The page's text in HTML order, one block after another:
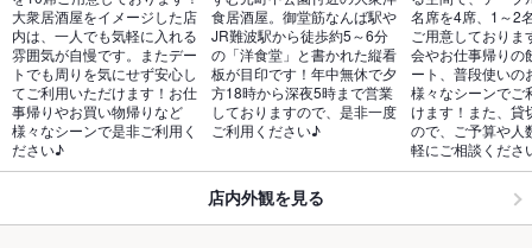
大衆居酒屋をイメージした店
内は、一人でも気軽に入れる
雰囲気が自慢です。またデー
トでも周りを気にせず安心し
てご利用いただけます！お仕
事帰りやお買い物帰りなど
様々なシーンで是非ご利用く
ださい♪
食居酒屋。御堂筋なんば駅や
JR難波駅から徒歩約5～6分
の「洋食堂」と書かれた縦看
板が目印です！年中無休で夕
方18時から深夜5時まで営業
しておりますので、是非一度
ご利用ください♪
名席を4席、1～2
ご用意しておりま
会やお仕事帰りの
ート、普段使いの
様々なシーンでご
けます！また、貸
ので、ご予算や人
軽にご相談くださ
店内外観を見る